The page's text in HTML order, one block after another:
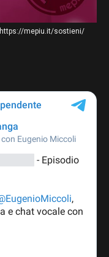
https://mepiu.it/sostieni/